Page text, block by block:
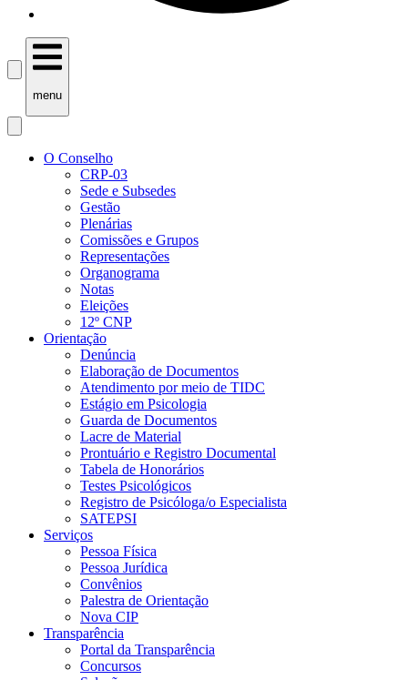
menu
O Conselho
CRP-03
Sede e Subsedes
Gestão
Plenárias
Comissões e Grupos
Representações
Organograma
Notas
Eleições
12º CNP
Orientação
Denúncia
Elaboração de Documentos
Atendimento por meio de TIDC
Estágio em Psicologia
Guarda de Documentos
Lacre de Material
Prontuário e Registro Documental
Tabela de Honorários
Testes Psicológicos
Registro de Psicóloga/o Especialista
SATEPSI
Serviços
Pessoa Física
Pessoa Jurídica
Convênios
Palestra de Orientação
Nova CIP
Transparência
Portal da Transparência
Concursos